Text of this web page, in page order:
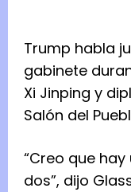
Trump habla
gabinete
Xi Jinping y
Salón del
“Creo que
dos”, dijo